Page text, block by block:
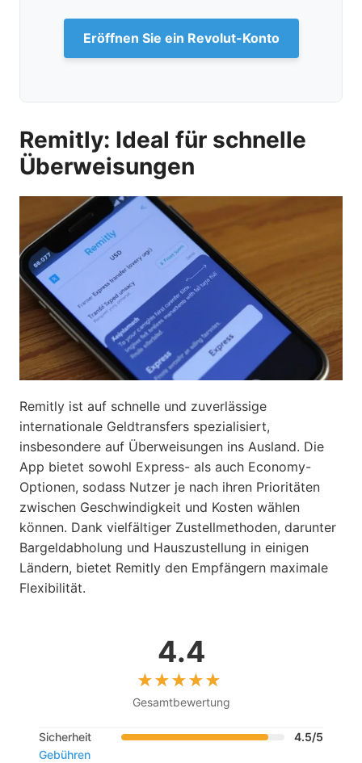
Eröffnen Sie ein Revolut-Konto
Remitly: Ideal für schnelle
Überweisungen
Remitly ist auf schnelle und zuverlässige
internationale Geldtransfers spezialisiert,
insbesondere auf Überweisungen ins Ausland. Die
App bietet sowohl Express- als auch Economy-
Optionen, sodass Nutzer je nach ihren Prioritäten
zwischen Geschwindigkeit und Kosten wählen
können. Dank vielfältiger Zustellmethoden, darunter
Bargeldabholung und Hauszustellung in einigen
Ländern, bietet Remitly den Empfängern maximale
Flexibilität.
4.4
Gesamtbewertung
Sicherheit
4.5/5
Gebühren